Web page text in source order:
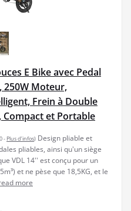
E Bike avec Pedal
250W Moteur,
Frein à Double
Compact et Portable
- Plus d’infos) Design pliable et
pliables, ainsi qu'un siège
VDL 14'' est conçu pour un
et ne pèse que 18,5KG, et le
more